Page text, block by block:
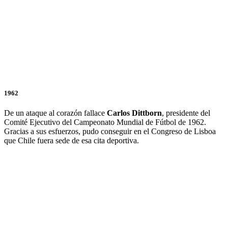
1962
De un ataque al corazón fallace Carlos Dittborn, presidente del
Comité Ejecutivo del Campeonato Mundial de Fútbol de 1962.
Gracias a sus esfuerzos, pudo conseguir en el Congreso de Lisboa
que Chile fuera sede de esa cita deportiva.